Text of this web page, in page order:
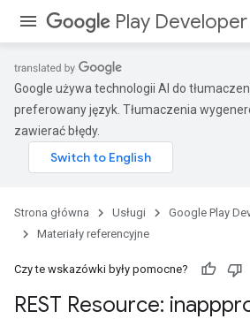
Play Developer API
Google używa technologii AI do
preferowany język. Tłumaczenia
zawierać błędy.
Strona główna Usługi
Google Play
Materiały referencyjne
Czy te wskazówki były pomocne?
REST Resource: